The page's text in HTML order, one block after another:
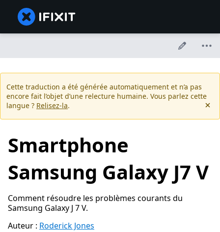
Cette traduction a été générée automatiquement et n’a pas
encore fait l’objet d’une relecture humaine. Vous parlez cette
langue ? Relisez-la.
Smartphone
Samsung Galaxy J7 V
Comment résoudre les problèmes courants du
Samsung Galaxy J 7 V.
Auteur : Roderick Jones